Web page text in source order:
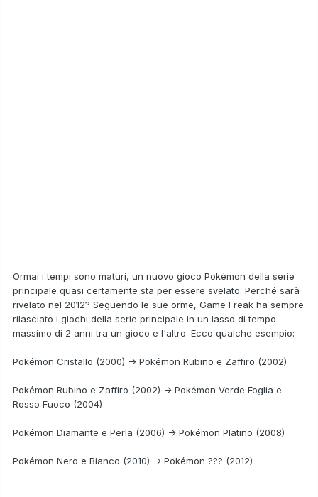
Ormai i tempi sono maturi, un nuovo gioco Pokémon della serie
principale quasi certamente sta per essere svelato. Perché sarà
rivelato nel 2012? Seguendo le sue orme, Game Freak ha sempre
rilasciato i giochi della serie principale in un lasso di tempo
massimo di 2 anni tra un gioco e l'altro. Ecco qualche esempio:
Pokémon Cristallo (2000) -> Pokémon Rubino e Zaffiro (2002)
Pokémon Rubino e Zaffiro (2002) -> Pokémon Verde Foglia e
Rosso Fuoco (2004)
Pokémon Diamante e Perla (2006) -> Pokémon Platino (2008)
Pokémon Nero e Bianco (2010) -> Pokémon ??? (2012)